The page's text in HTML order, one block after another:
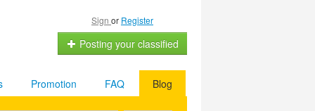
Sign or Register
Posting your classified
Blog
FAQ
Promotion